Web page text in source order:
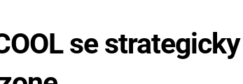
se